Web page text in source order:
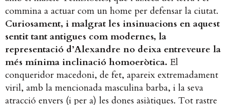
commina a actuar com un home per defensar la ciutat.
Curiosament, i malgrat les insinuacions en aquest
sentit tant antigues com modernes, la
representació d’Alexandre no deixa entreveure la
més mínima inclinació homoeròtica. El
conqueridor macedoni, de fet, apareix extremadament
viril, amb la mencionada masculina barba, i la seva
atracció envers (i per a) les dones asiàtiques. Tot rastre